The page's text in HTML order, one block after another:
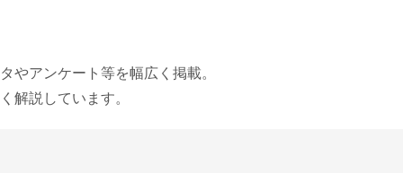
やアンケート等を幅広く掲載。
解説しています。